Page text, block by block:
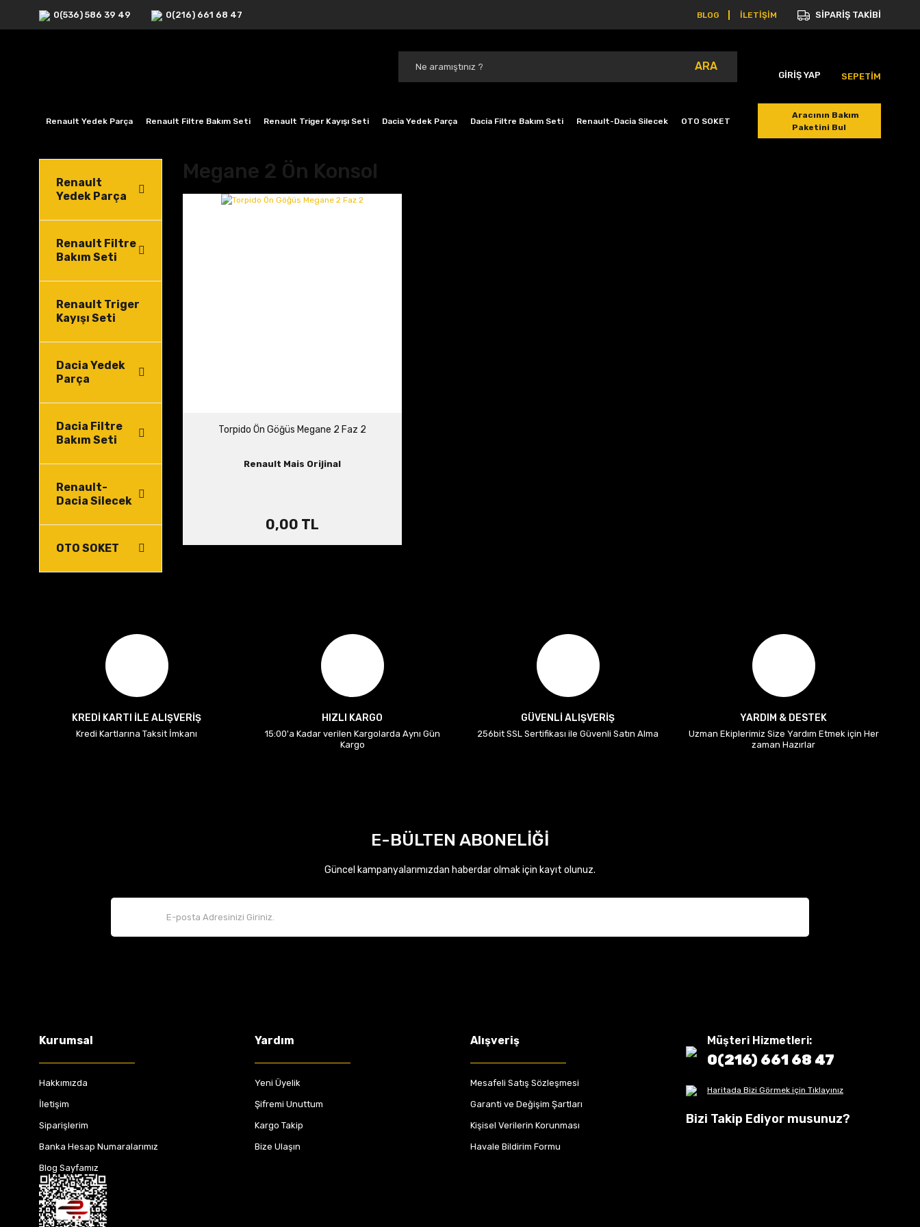
0(536) 586 39 49 0(216) 661 68 47 BLOG İLETİŞİM SİPARİŞ TAKİBİ
ARA
GİRİŞ YAP SEPETİM
Renault Yedek Parça Renault Filtre Bakım Seti Renault Triger Kayışı Seti Dacia Yedek Parça Dacia Filtre Bakım Seti Renault-Dacia Silecek OTO SOKET
Aracının Bakım
Paketini Bul
Renault
Yedek Parça
Renault Filtre
Bakım Seti
Renault Triger
Kayışı Seti
Dacia Yedek
Parça
Dacia Filtre
Bakım Seti
Renault-
Dacia Silecek
OTO SOKET
Megane 2 Ön Konsol
Torpido Ön Göğüs Megane 2 Faz 2
Renault Mais Orijinal
0,00 TL
KREDİ KARTI İLE ALIŞVERİŞ
Kredi Kartlarına Taksit İmkanı
HIZLI KARGO
15:00'a Kadar verilen Kargolarda Aynı Gün
Kargo
GÜVENLİ ALIŞVERİŞ
256bit SSL Sertifikası ile Güvenli Satın Alma
YARDIM & DESTEK
Uzman Ekiplerimiz Size Yardım Etmek için Her
zaman Hazırlar
E-BÜLTEN ABONELİĞİ
Güncel kampanyalarımızdan haberdar olmak için kayıt olunuz.
Kurumsal
Hakkımızda
İletişim
Siparişlerim
Banka Hesap Numaralarımız
Blog Sayfamız
Yardım
Yeni Üyelik
Şifremi Unuttum
Kargo Takip
Bize Ulaşın
Alışveriş
Mesafeli Satış Sözleşmesi
Garanti ve Değişim Şartları
Kişisel Verilerin Korunması
Havale Bildirim Formu
Müşteri Hizmetleri:
0(216) 661 68 47
Haritada Bizi Görmek için Tıklayınız
Bizi Takip Ediyor musunuz?